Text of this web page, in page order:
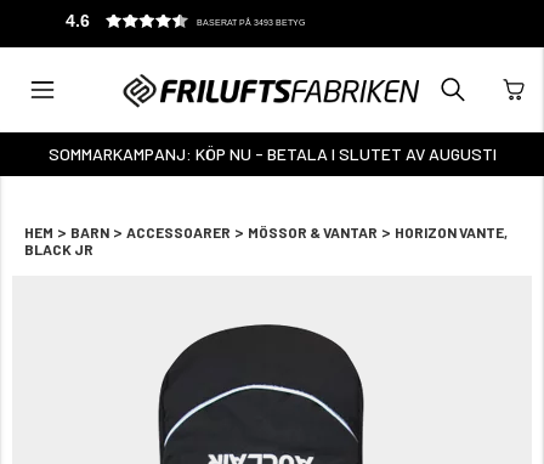
4.6 BASERAT PÅ 3493 BETYG
SOMMARKAMPANJ: KÖP NU - BETALA I SLUTET AV AUGUSTI
HEM > BARN > ACCESSOARER > MÖSSOR & VANTAR > HORIZON VANTE,
BLACK JR